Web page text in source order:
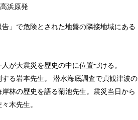
浜原発
」で危険とされた地盤の隣接地域にある
震災を歴史の中に位置づける。
岩本先生。 潜水海底調査で貞観津波の
の歴史を語る菊池先生。震災当日から
先生。